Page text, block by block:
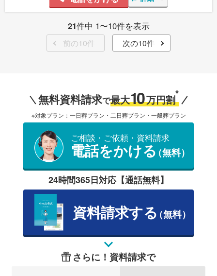
21件中 1〜10件を表示
前の10件 次の10件
無料資料請求で最大10万円割
※
※対象プラン：一日葬プラン・二日葬プラン・一般葬プラン
ご相談・ご依頼・資料請求
電話をかける（無料）
24時間365日対応【通話無料】
資料請求する（無料）
さらに！資料請求で